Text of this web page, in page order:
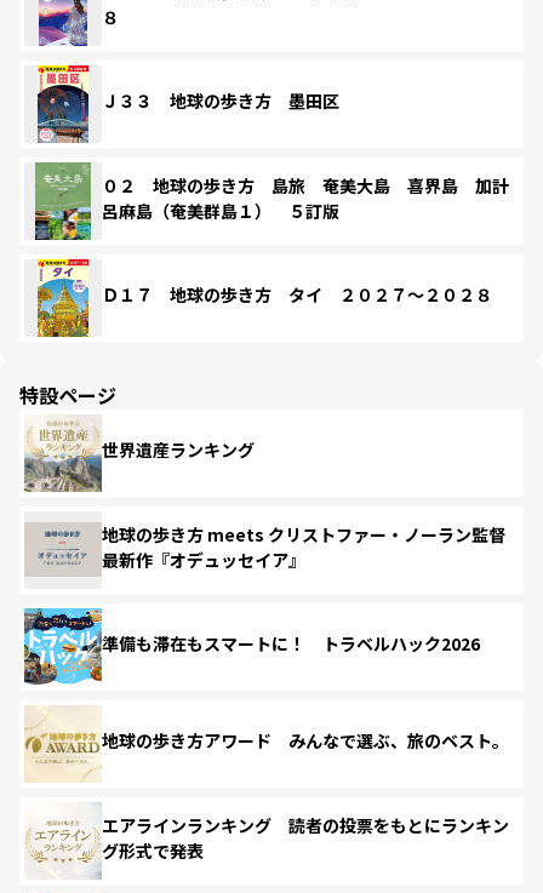
８
Ｊ３３ 地球の歩き方 墨田区
０２ 地球の歩き方 島旅 奄美大島 喜界島 加計
呂麻島（奄美群島１） ５訂版
Ｄ１７ 地球の歩き方 タイ ２０２７～２０２８
特設ページ
世界遺産ランキング
地球の歩き方 meets クリストファー・ノーラン監督
最新作『オデュッセイア』
準備も滞在もスマートに！ トラベルハック2026
地球の歩き方アワード みんなで選ぶ、旅のベスト。
エアラインランキング 読者の投票をもとにランキン
グ形式で発表